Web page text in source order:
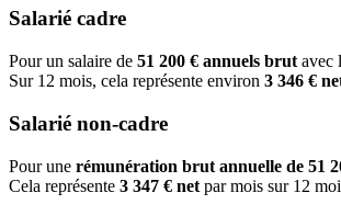
Salarié cadre
Pour un salaire de 51 200 € annuels brut avec
Sur 12 mois, cela représente environ 3 346 €
Salarié non-cadre
Pour une rémunération brut annuelle de 51
Cela représente 3 347 € net par mois sur 12